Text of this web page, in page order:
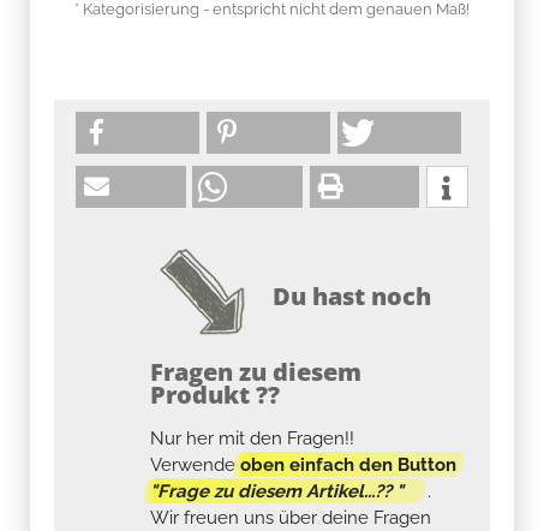
* Kategorisierung - entspricht nicht dem genauen Maß!
Du hast noch
Fragen zu diesem
Produkt ??
Nur her mit den Fragen!!
Verwendeoben einfach den Button
"Frage zu diesem Artikel...?? "
.
Wir freuen uns über deine Fragen